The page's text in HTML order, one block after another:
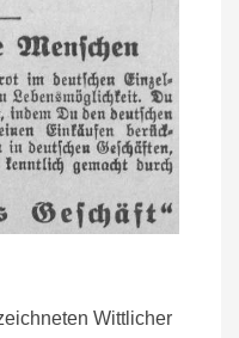
Wittlicher